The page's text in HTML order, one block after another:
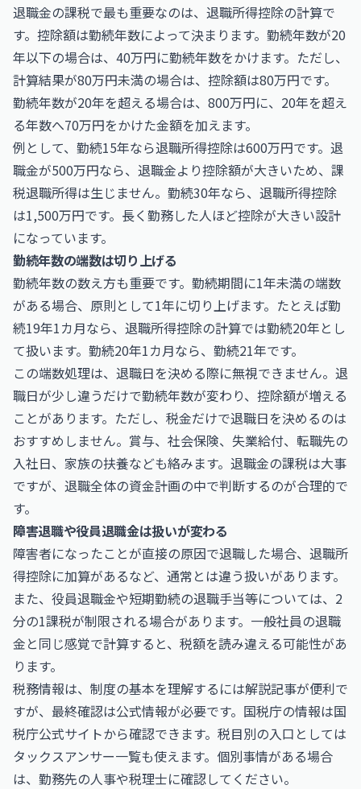
退職金の課税で最も重要なのは、退職所得控除の計算で
す。控除額は勤続年数によって決まります。勤続年数が20
年以下の場合は、40万円に勤続年数をかけます。ただし、
計算結果が80万円未満の場合は、控除額は80万円です。
勤続年数が20年を超える場合は、800万円に、20年を超え
る年数へ70万円をかけた金額を加えます。
例として、勤続15年なら退職所得控除は600万円です。退
職金が500万円なら、退職金より控除額が大きいため、課
税退職所得は生じません。勤続30年なら、退職所得控除
は1,500万円です。長く勤務した人ほど控除が大きい設計
になっています。
勤続年数の端数は切り上げる
勤続年数の数え方も重要です。勤続期間に1年未満の端数
がある場合、原則として1年に切り上げます。たとえば勤
続19年1カ月なら、退職所得控除の計算では勤続20年とし
て扱います。勤続20年1カ月なら、勤続21年です。
この端数処理は、退職日を決める際に無視できません。退
職日が少し違うだけで勤続年数が変わり、控除額が増える
ことがあります。ただし、税金だけで退職日を決めるのは
おすすめしません。賞与、社会保険、失業給付、転職先の
入社日、家族の扶養なども絡みます。退職金の課税は大事
ですが、退職全体の資金計画の中で判断するのが合理的で
す。
障害退職や役員退職金は扱いが変わる
障害者になったことが直接の原因で退職した場合、退職所
得控除に加算があるなど、通常とは違う扱いがあります。
また、役員退職金や短期勤続の退職手当等については、2
分の1課税が制限される場合があります。一般社員の退職
金と同じ感覚で計算すると、税額を読み違える可能性があ
ります。
税務情報は、制度の基本を理解するには解説記事が便利で
すが、最終確認は公式情報が必要です。国税庁の情報は国
税庁公式サイトから確認できます。税目別の入口としては
タックスアンサー一覧も使えます。個別事情がある場合
は、勤務先の人事や税理士に確認してください。